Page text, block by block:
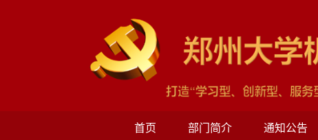
首页 部门简介 通知公告